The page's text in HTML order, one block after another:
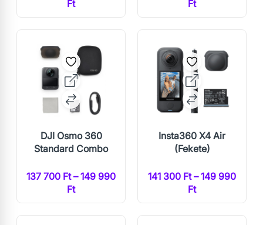
Ft
Ft
DJI Osmo 360
Standard Combo
137 700 Ft – 149 990
Ft
Insta360 X4 Air
(Fekete)
141 300 Ft – 149 990
Ft